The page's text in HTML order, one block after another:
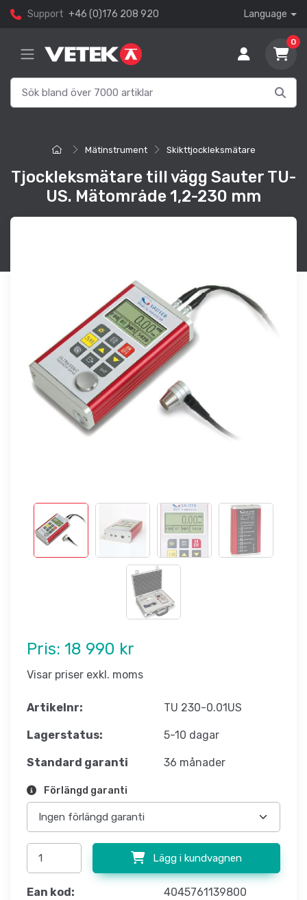
Support +46 (0)176 208 920 Language
0
Mätinstrument Skikttjockleksmätare
Tjockleksmätare till vägg Sauter TU-
US. Mätområde 1,2-230 mm
Pris: 18 990 kr
Visar priser exkl. moms
Artikelnr: TU 230-0.01US
Lagerstatus: 5-10 dagar
Standard garanti 36 månader
Förlängd garanti
Lägg i kundvagnen
Ean kod: 4045761139800